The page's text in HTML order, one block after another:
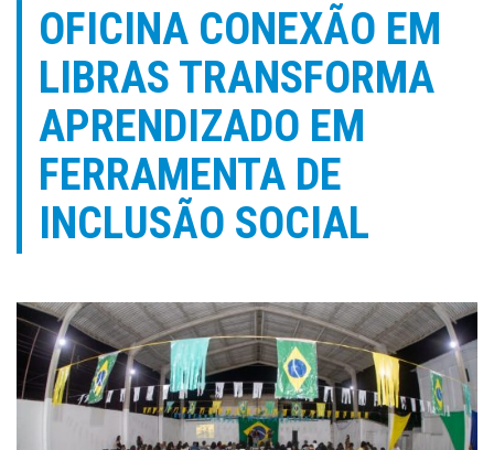
OFICINA CONEXÃO EM
LIBRAS TRANSFORMA
APRENDIZADO EM
FERRAMENTA DE
INCLUSÃO SOCIAL